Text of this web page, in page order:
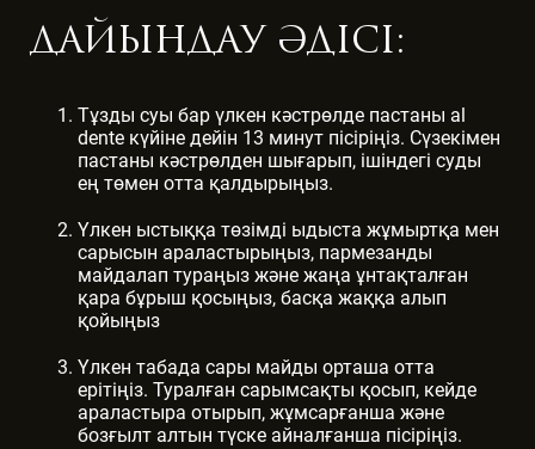
ДАЙЫНДАУ ӘДІСІ:
Тұзды суы бар үлкен кәстрөлде пастаны al
dente күйіне дейін 13 минут пісіріңіз. Сүзекімен
пастаны кәстрөлден шығарып, ішіндегі суды
ең төмен отта қалдырыңыз.
Үлкен ыстыққа төзімді ыдыста жұмыртқа мен
сарысын араластырыңыз, пармезанды
майдалап тураңыз және жаңа ұнтақталған
қара бұрыш қосыңыз, басқа жаққа алып
қойыңыз
Үлкен табада сары майды орташа отта
ерітіңіз. Туралған сарымсақты қосып, кейде
араластыра отырып, жұмсарғанша және
бозғылт алтын түске айналғанша пісіріңіз.